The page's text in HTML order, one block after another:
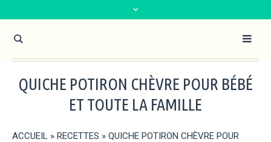
QUICHE POTIRON CHÈVRE POUR BÉBÉ
ET TOUTE LA FAMILLE
ACCUEIL » RECETTES » QUICHE POTIRON CHÈVRE POUR